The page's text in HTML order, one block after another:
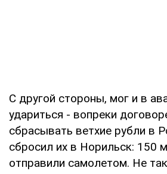
С другой стороны, мог и в
удариться - вопреки
сбрасывать ветхие рубли в
сбросил их в Норильск: 150
отправили самолетом. Не